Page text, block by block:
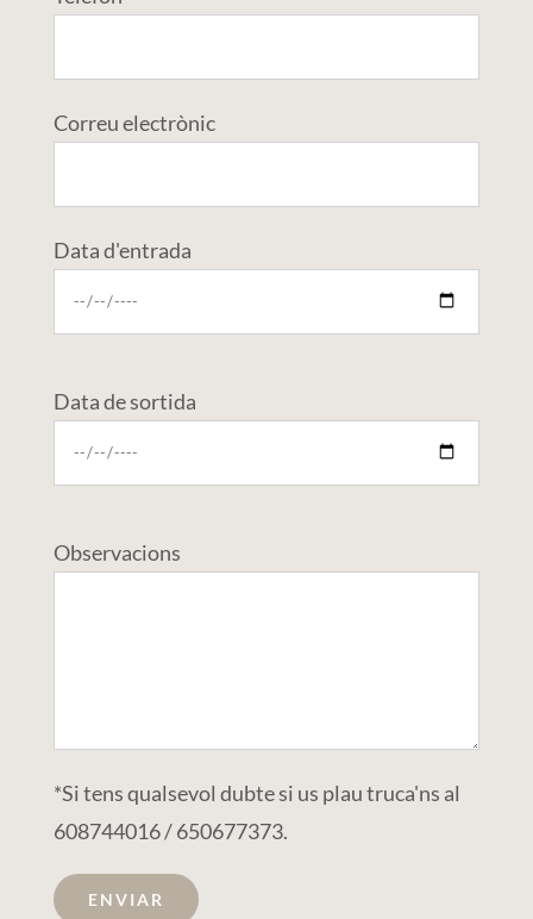
Correu electrònic
Data d'entrada
Data de sortida
Observacions
*Si tens qualsevol dubte si us plau truca'ns al
608744016 / 650677373.